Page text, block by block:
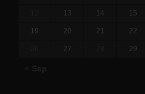
13 14 15
19 20 21 22
27 29